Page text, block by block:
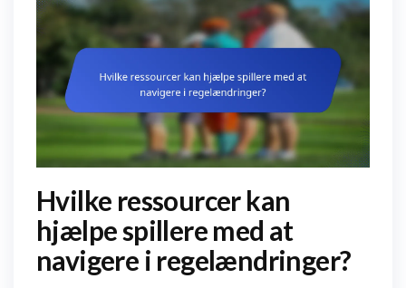
Hvilke ressourcer kan
hjælpe spillere med at
navigere i regelændringer?